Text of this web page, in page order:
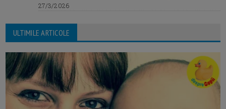
27/3/2026
ULTIMILE ARTICOLE